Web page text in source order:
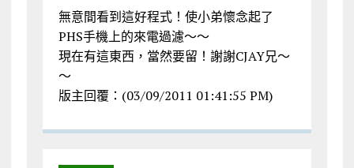
無意間看到這好程式！使小弟懷念起了
PHS手機上的來電過濾～～
現在有這東西，當然要留！謝謝CJAY兄～
～
版主回覆：(03/09/2011 01:41:55 PM)